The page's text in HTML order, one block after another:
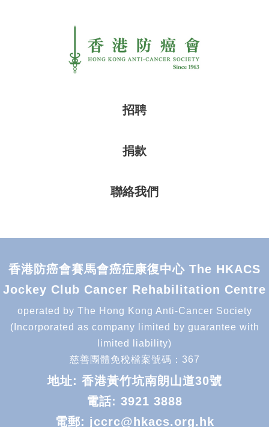
招聘
捐款
聯絡我們
香港防癌會賽馬會癌症康復中心 The HKACS
Jockey Club Cancer Rehabilitation Centre
operated by The Hong Kong Anti-Cancer Society
(Incorporated as company limited by guarantee with
limited liability)
慈善團體免稅檔案號碼：367
地址: 香港黃竹坑南朗山道30號
電話: 3921 3888
電郵: jccrc@hkacs.org.hk